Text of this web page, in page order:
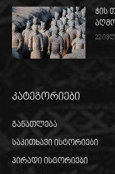
ჭის
22
კატეგორიები
განათლება
საკითხავი ისტორიები
პირადი ისტორიები